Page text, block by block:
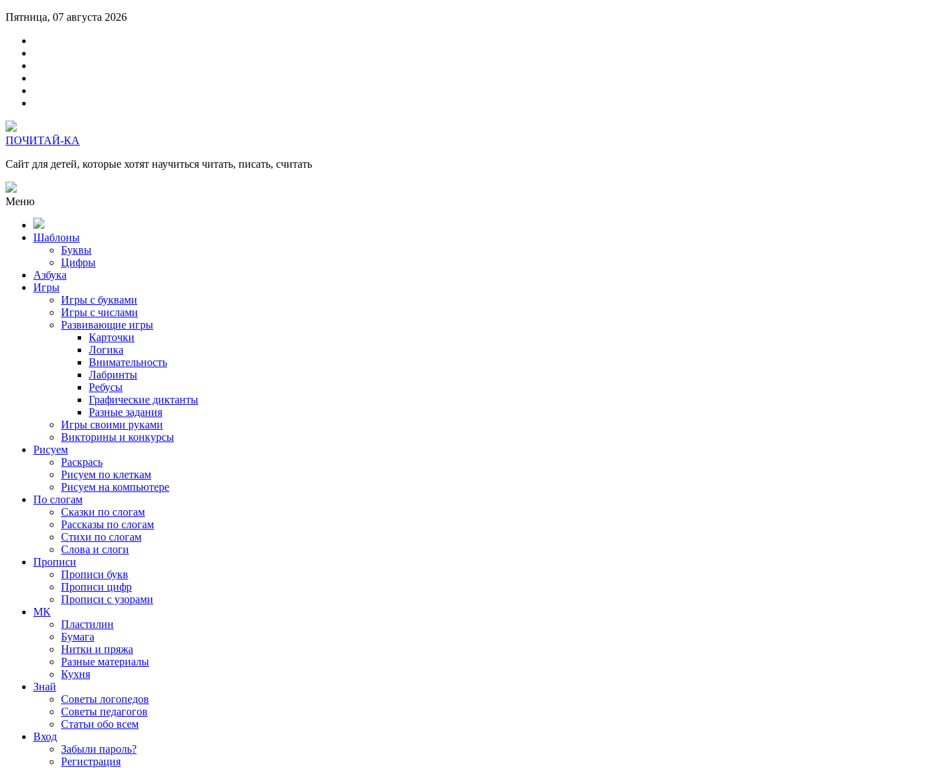
Пятница, 07 августа 2026
ПОЧИТАЙ-КА
Сайт для детей, которые хотят научиться читать, писать, считать
Меню
Шаблоны
Буквы
Цифры
Азбука
Игры
Игры с буквами
Игры с числами
Развивающие игры
Карточки
Логика
Внимательность
Лабринты
Ребусы
Графические диктанты
Разные задания
Игры своими руками
Викторины и конкурсы
Рисуем
Раскрась
Рисуем по клеткам
Рисуем на компьютере
По слогам
Сказки по слогам
Рассказы по слогам
Стихи по слогам
Слова и слоги
Прописи
Прописи букв
Прописи цифр
Прописи с узорами
МК
Пластилин
Бумага
Нитки и пряжа
Разные материалы
Кухня
Знай
Советы логопедов
Советы педагогов
Статьи обо всем
Вход
Забыли пароль?
Регистрация